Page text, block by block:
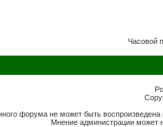
Часовой
форума не может быть
Мнение администрации может